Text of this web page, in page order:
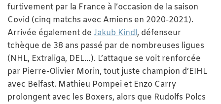
furtivement par la France à l’occasion de la saison
Covid (cinq matchs avec Amiens en 2020-2021).
Arrivée également de Jakub Kindl, défenseur
tchèque de 38 ans passé par de nombreuses ligues
(NHL, Extraliga, DEL…). L’attaque se voit renforcée
par Pierre-Olivier Morin, tout juste champion d’EIHL
avec Belfast. Mathieu Pompei et Enzo Carry
prolongent avec les Boxers, alors que Rudolfs Polcs